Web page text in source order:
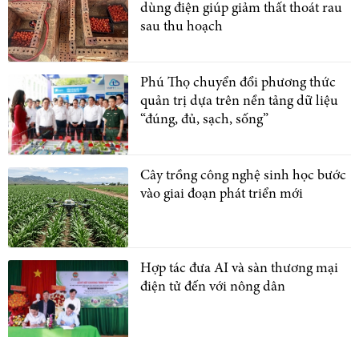
dùng điện giúp giảm thất thoát rau
sau thu hoạch
Phú Thọ chuyển đổi phương thức
quản trị dựa trên nền tảng dữ liệu
“đúng, đủ, sạch, sống”
Cây trồng công nghệ sinh học bước
vào giai đoạn phát triển mới
Hợp tác đưa AI và sàn thương mại
điện tử đến với nông dân